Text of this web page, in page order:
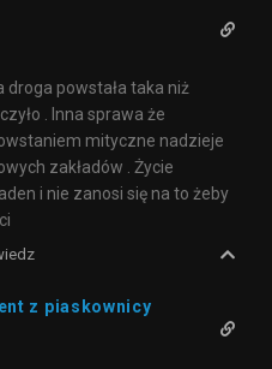
droga powstała taka niż
. Inna sprawa że
mityczne nadzieje
zakładów . Życie
i nie zanosi się na to żeby
z piaskownicy